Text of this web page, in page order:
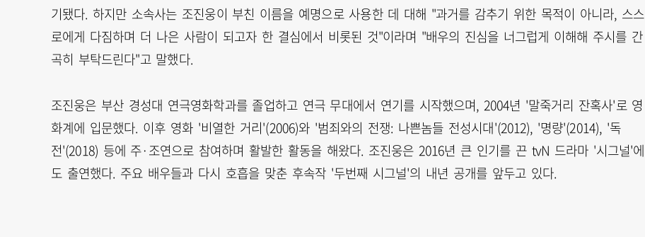
기됐다. 하지만 소속사는 조진웅이 부친 이름을 예명으로 사용한 데 대해 "과거를 감추기 위한 목적이 아니라, 스스
로에게 다짐하며 더 나은 사람이 되고자 한 결심에서 비롯된 것"이라며 "배우의 진심을 너그럽게 이해해 주시를 간
곡히 부탁드린다"고 말했다.
조진웅은 부산 경성대 연극영화학과를 졸업하고 연극 무대에서 연기를 시작했으며, 2004년 '말죽거리 잔혹사'로 영
화계에 입문했다. 이후 영화 '비열한 거리'(2006)와 '범죄와의 전쟁: 나쁜놈들 전성시대'(2012), '명량'(2014), '독
전'(2018) 등에 주·조연으로 참여하며 활발한 활동을 해왔다. 조진웅은 2016년 큰 인기를 끈 tvN 드라마 '시그널'에
도 출연했다. 주요 배우들과 다시 호흡을 맞춘 후속작 '두번째 시그널'의 내년 공개를 앞두고 있다.